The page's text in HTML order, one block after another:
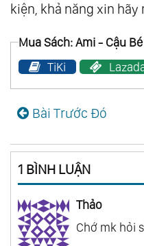
kiện, khả năng xin hãy
Mua Sách: Ami - Cậu
TiKi
Bài Trước Đó
1 BÌNH LUẬN
Thảo
Chớ mk hỏi